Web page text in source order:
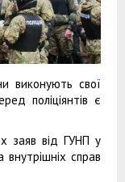
виконують свої
поліціянтів є
заяв від ГУНП у
внутрішніх справ